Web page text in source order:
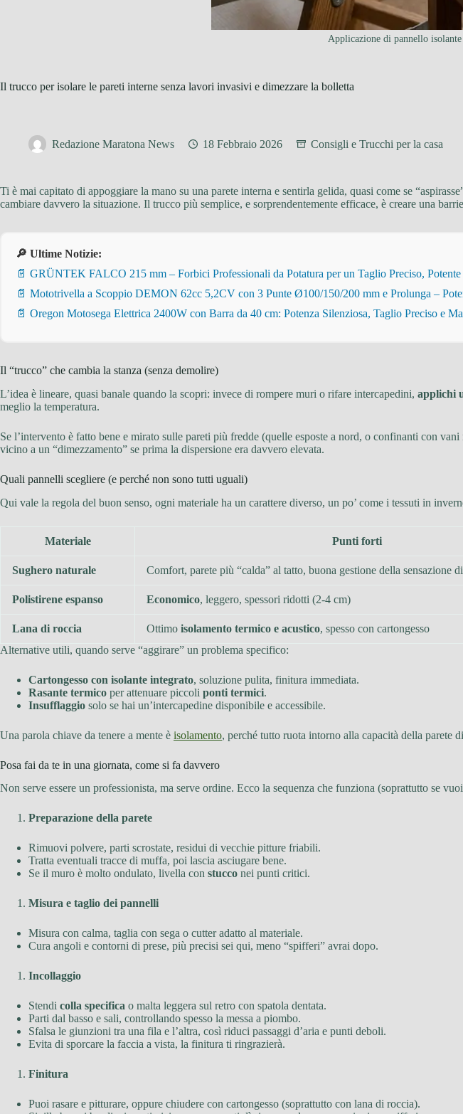
Applicazione di pannello
Il trucco per isolare le pareti interne senza lavori invasivi e dimezzare la bolletta
Redazione Maratona News 18 Febbraio 2026 Consigli e Trucchi per la casa
Ti è mai capitato di appoggiare la mano su una parete interna e sentirla gelida, quasi come se
cambiare davvero la situazione. Il trucco più semplice, e sorprendentemente efficace, è creare una
🔎 Ultime Notizie:
📄 GRÜNTEK FALCO 215 mm – Forbici Professionali da Potatura per un Taglio Preciso,
📄 Mototrivella a Scoppio DEMON 62cc 5,2CV con 3 Punte Ø100/150/200 mm e Prolunga –
📄 Oregon Motosega Elettrica 2400W con Barra da 40 cm: Potenza Silenziosa, Taglio Preciso e
Il “trucco” che cambia la stanza (senza demolire)
L’idea è lineare, quasi banale quando la scopri: invece di rompere muri o rifare intercapedini, applichi
meglio la temperatura.
Se l’intervento è fatto bene e mirato sulle pareti più fredde (quelle esposte a nord, o confinanti con
vicino a un “dimezzamento” se prima la dispersione era davvero elevata.
Quali pannelli scegliere (e perché non sono tutti uguali)
Qui vale la regola del buon senso, ogni materiale ha un carattere diverso, un po’ come i tessuti in
Materiale Punti forti
Sughero naturale Comfort, parete più “calda” al tatto, buona gestione della sensazione
Polistirene espanso Economico, leggero, spessori ridotti (2-4 cm)
Lana di roccia Ottimo isolamento termico e acustico, spesso con cartongesso
Alternative utili, quando serve “aggirare” un problema specifico:
Cartongesso con isolante integrato, soluzione pulita, finitura immediata.
Rasante termico per attenuare piccoli ponti termici.
Insufflaggio solo se hai un’intercapedine disponibile e accessibile.
Una parola chiave da tenere a mente è isolamento, perché tutto ruota intorno alla capacità della parete
Posa fai da te in una giornata, come si fa davvero
Non serve essere un professionista, ma serve ordine. Ecco la sequenza che funziona (soprattutto se
Preparazione della parete
Rimuovi polvere, parti scrostate, residui di vecchie pitture friabili.
Tratta eventuali tracce di muffa, poi lascia asciugare bene.
Se il muro è molto ondulato, livella con stucco nei punti critici.
Misura e taglio dei pannelli
Misura con calma, taglia con sega o cutter adatto al materiale.
Cura angoli e contorni di prese, più precisi sei qui, meno “spifferi” avrai dopo.
Incollaggio
Stendi colla specifica o malta leggera sul retro con spatola dentata.
Parti dal basso e sali, controllando spesso la messa a piombo.
Sfalsa le giunzioni tra una fila e l’altra, così riduci passaggi d’aria e punti deboli.
Evita di sporcare la faccia a vista, la finitura ti ringrazierà.
Finitura
Puoi rasare e pitturare, oppure chiudere con cartongesso (soprattutto con lana di roccia).